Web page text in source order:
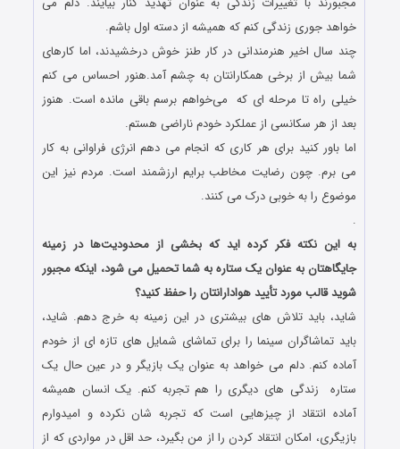
‌خواهد جوری زندگی کنم که همیشه از دسته اول باشم.
چند سال اخیر هنرمندانی در کار طنز خوش درخشیدند، اما کارهای
شما بیش از برخی همکارانتان به چشم آمد.هنور احساس می کنم
خیلی راه تا مرحله ای که می‌خواهم برسم باقی مانده است. هنوز
بعد از هر سکانسی از عملکرد خودم ناراضی هستم.
اما باور کنید برای هر کاری که انجام می دهم انرژی فراوانی به کار
می برم. چون رضایت مخاطب برایم ارزشمند است. مردم نیز این
موضوع را به خوبی درک می کنند.
.
به این نکته فکر کرده اید که بخشی از محدودیت‌ها در زمینه
جایگاهتان به عنوان یک ستاره به شما تحمیل می شود، اینکه مجبور
شوید قالب مورد تأیید هوادارانتان را حفظ کنید؟
شاید، باید تلاش ‌های بیشتری در این زمینه به خرج دهم. شاید،
باید تماشاگران سینما را برای تماشای شمایل ‌های تازه ‌ای از خودم
آماده کنم. دلم می ‌خواهد به عنوان یک بازیگر و در عین حال یک
ستاره زندگی ‌‌های دیگری را هم تجربه کنم. یک انسان همیشه
آماده انتقاد از چیزهایی‌ است که تجربه ‌شان نکرده‌ و امیدوارم
بازیگری، امکان انتقاد کردن را از من بگیرد، حد اقل در مواردی که از